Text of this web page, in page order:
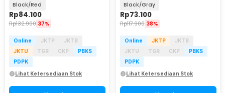
Black/Red
Rp84.100
Rp132.900 37%
Online JKTP
JKTB
JKTU
TGR CKP
PBKS
PDPK
Lihat Ketersediaan Stok
NIE6
Black/Gray
Rp73.100
Rp117.900 38%
Online JKTP
JKTB
JKTU
TGR CKP
PBKS
PDPK
Lihat Ketersediaan Stok